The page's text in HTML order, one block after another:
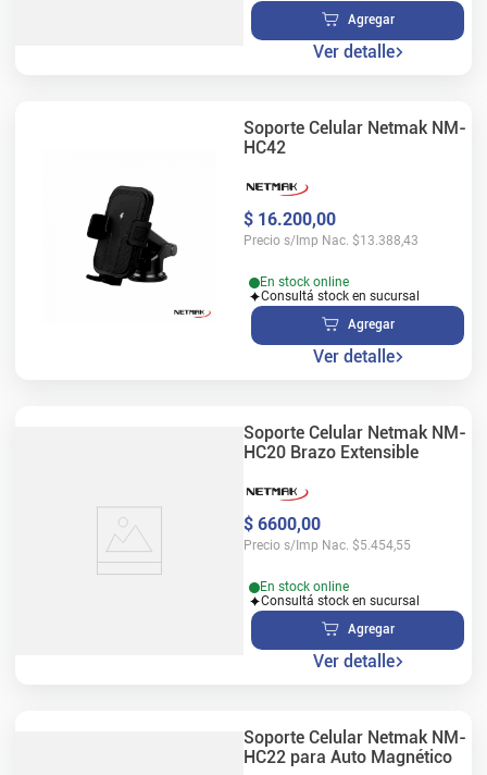
Agregar
Ver detalle
Soporte Celular Netmak NM-
HC42
$ 16.200,00
Precio s/Imp Nac. $13.388,43
En stock online
Consultá stock en sucursal
Agregar
Ver detalle
Soporte Celular Netmak NM-
HC20 Brazo Extensible
$ 6600,00
Precio s/Imp Nac. $5.454,55
En stock online
Consultá stock en sucursal
Agregar
Ver detalle
Soporte Celular Netmak NM-
HC22 para Auto Magnético